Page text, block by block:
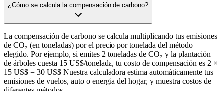
¿Cómo se calcula la compensación de carbono?
La compensación de carbono se calcula multiplicando tus emisiones
de CO₂ (en toneladas) por el precio por tonelada del método
elegido. Por ejemplo, si emites 2 toneladas de CO₂ y la plantación
de árboles cuesta 15 US$/tonelada, tu costo de compensación es 2 ×
15 US$ = 30 US$ Nuestra calculadora estima automáticamente tus
emisiones de vuelos, auto o energía del hogar, y muestra costos de